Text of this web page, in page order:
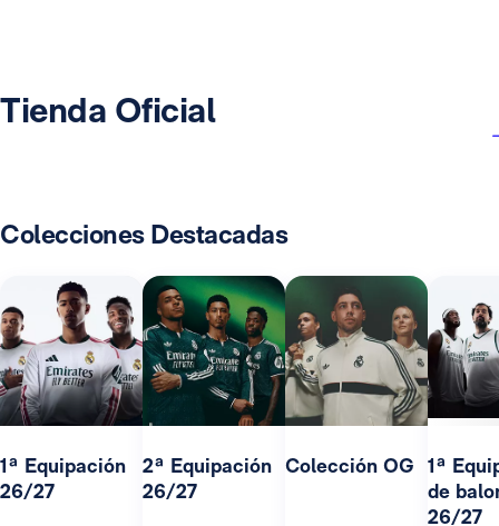
Tienda Oficial
Colecciones Destacadas
1ª Equipación
26/27
2ª Equipación
26/27
Colección OG
1ª
de
26/27